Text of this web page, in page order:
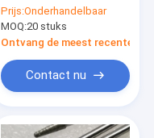
bewerkte diamanten
slijppen in
verschillende maten
voor keramisch
werkstuk
Prijs:Onderhandelbaar
MOQ:20 stuks
Ontvang de meest recente
Contact nu